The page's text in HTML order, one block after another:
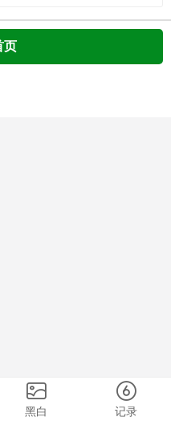
页
黑白 记录